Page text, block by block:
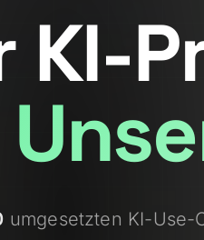
KI-
umgesetzten KI-Use-